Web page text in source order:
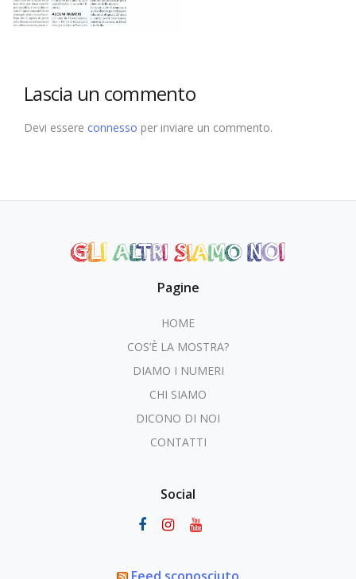
Lascia un commento
Devi essere connesso per inviare un commento.
Pagine
HOME
COS’È LA MOSTRA?
DIAMO I NUMERI
CHI SIAMO
DICONO DI NOI
CONTATTI
Social